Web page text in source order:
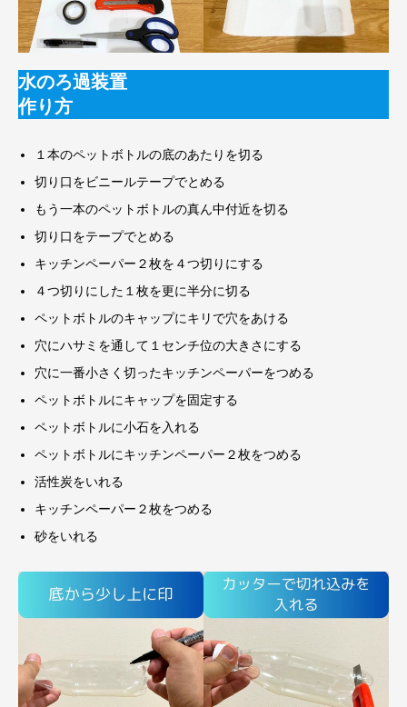
水のろ過装置
作り方
１本のペットボトルの底のあたりを切る
切り口をビニールテープでとめる
もう一本のペットボトルの真ん中付近を切る
切り口をテープでとめる
キッチンペーパー２枚を４つ切りにする
４つ切りにした１枚を更に半分に切る
ペットボトルのキャップにキリで穴をあける
穴にハサミを通して１センチ位の大きさにする
穴に一番小さく切ったキッチンペーパーをつめる
ペットボトルにキャップを固定する
ペットボトルに小石を入れる
ペットボトルにキッチンペーパー２枚をつめる
活性炭をいれる
キッチンペーパー２枚をつめる
砂をいれる